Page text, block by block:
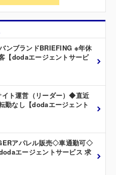
ンブランドBRIEFING ※年休
【dodaエージェントサービ
イト運営（リーダー）◆直近
勤なし【dodaエージェント
アパレル販売◇車通勤可◇
エージェントサービス 求